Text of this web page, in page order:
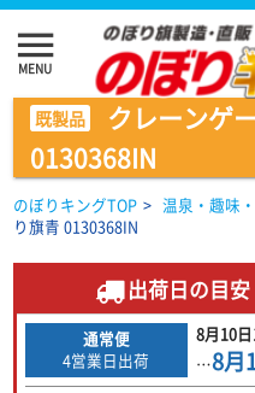
menu
MENU
既製品
クレーンゲ
0130368IN
のぼりキングTOP > 温泉・趣味
り旗青 0130368IN
出荷日の目安
通常便
4営業日出荷
8月10日
…8月